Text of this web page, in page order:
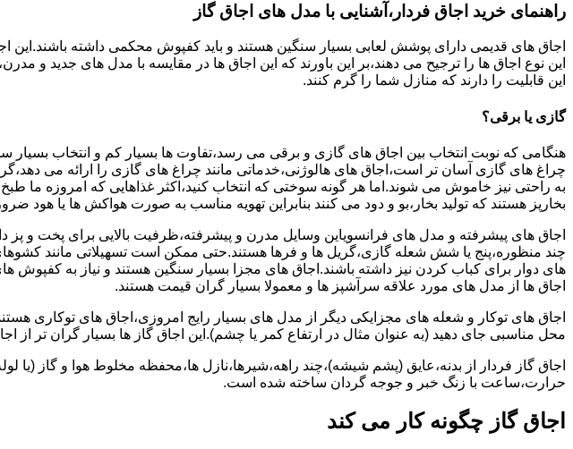
راهنمای خرید اجاق فردار،آشنایی با مدل های اجاق گاز
اجاق های قدیمی دارای پوشش لعابی بسیار سنگین هستند و باید کفپوش محکمی داشته باشند.این
این نوع اجاق ها را ترجیح می دهند،بر این باورند که این اجاق ها در مقایسه با مدل های جدید و
این قابلیت را دارند که منازل شما را گرم کنند.
گازی یا برقی؟
هنگامی که نوبت انتخاب بین اجاق های گازی و برقی می رسد،تفاوت ها بسیار کم و انتخاب بسیار
چراغ های گازی آسان تر است،اجاق های هالوژنی،خدماتی مانند چراغ های گازی را ارائه می
به راحتی نیز خاموش می شوند.اما هر گونه سوختی که انتخاب کنید،اکثر غذاهایی که امروزه ما
بخارپز هستند که تولید بخار،بو و دود می کنند بنابراین تهویه مناسب به صورت هواکش ها یا هود
اجاق های پیشرفته و مدل های فرانسویاین وسایل مدرن و پیشرفته،ظرفیت بالایی برای پخت و پز
چند منظوره،پنج یا شش شعله گازی،گریل ها و فرها هستند.حتی ممکن است تسهیلاتی مانند
های دوار برای کباب کردن نیز داشته باشند.اجاق های مجزا بسیار سنگین هستند و نیاز به کفپوش
اجاق ها از مدل های مورد علاقه سرآشپز ها و معمولا بسیار گران قیمت هستند.
اجاق های توکار و شعله های مجزایکی دیگر از مدل های بسیار رایج امروزی،اجاق های توکاری
محل مناسبی جای دهید (به عنوان مثال در ارتفاع کمر یا چشم).این اجاق گاز ها بسیار گران تر از
اجاق گاز فردار از بدنه،عایق (پشم شیشه)،چند راهه،شیرها،نازل ها،محفظه مخلوط هوا و گاز
حرارت،ساعت با زنگ خبر و جوجه گردان ساخته شده است.
اجاق گاز چگونه کار می کند